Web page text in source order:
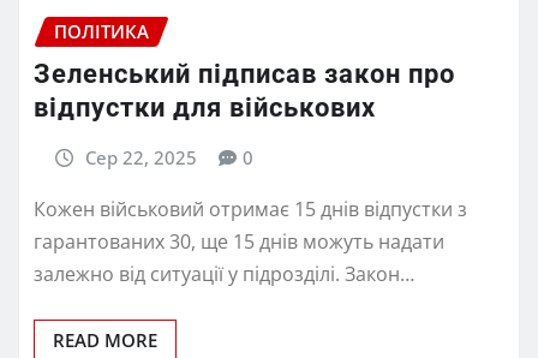
ПОЛІТИКА
Зеленський підписав закон про
відпустки для військових
Сер 22, 2025 0
Кожен військовий отримає 15 днів відпустки з
гарантованих 30, ще 15 днів можуть надати
залежно від ситуації у підрозділі. Закон…
READ MORE